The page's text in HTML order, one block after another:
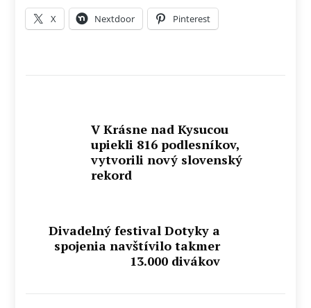
X Nextdoor Pinterest
V Krásne nad Kysucou
upiekli 816 podlesníkov,
vytvorili nový slovenský
rekord
Divadelný festival Dotyky a
spojenia navštívilo takmer
13.000 divákov